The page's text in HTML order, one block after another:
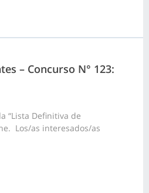
– Concurso N° 123:
“Lista Definitiva de
Los/as interesados/as